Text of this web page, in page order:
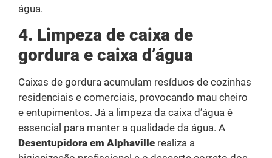
água.
4. Limpeza de caixa de
gordura e caixa d’água
Caixas de gordura acumulam resíduos de cozinhas
residenciais e comerciais, provocando mau cheiro
e entupimentos. Já a limpeza da caixa d’água é
essencial para manter a qualidade da água. A
Desentupidora em Alphaville realiza a